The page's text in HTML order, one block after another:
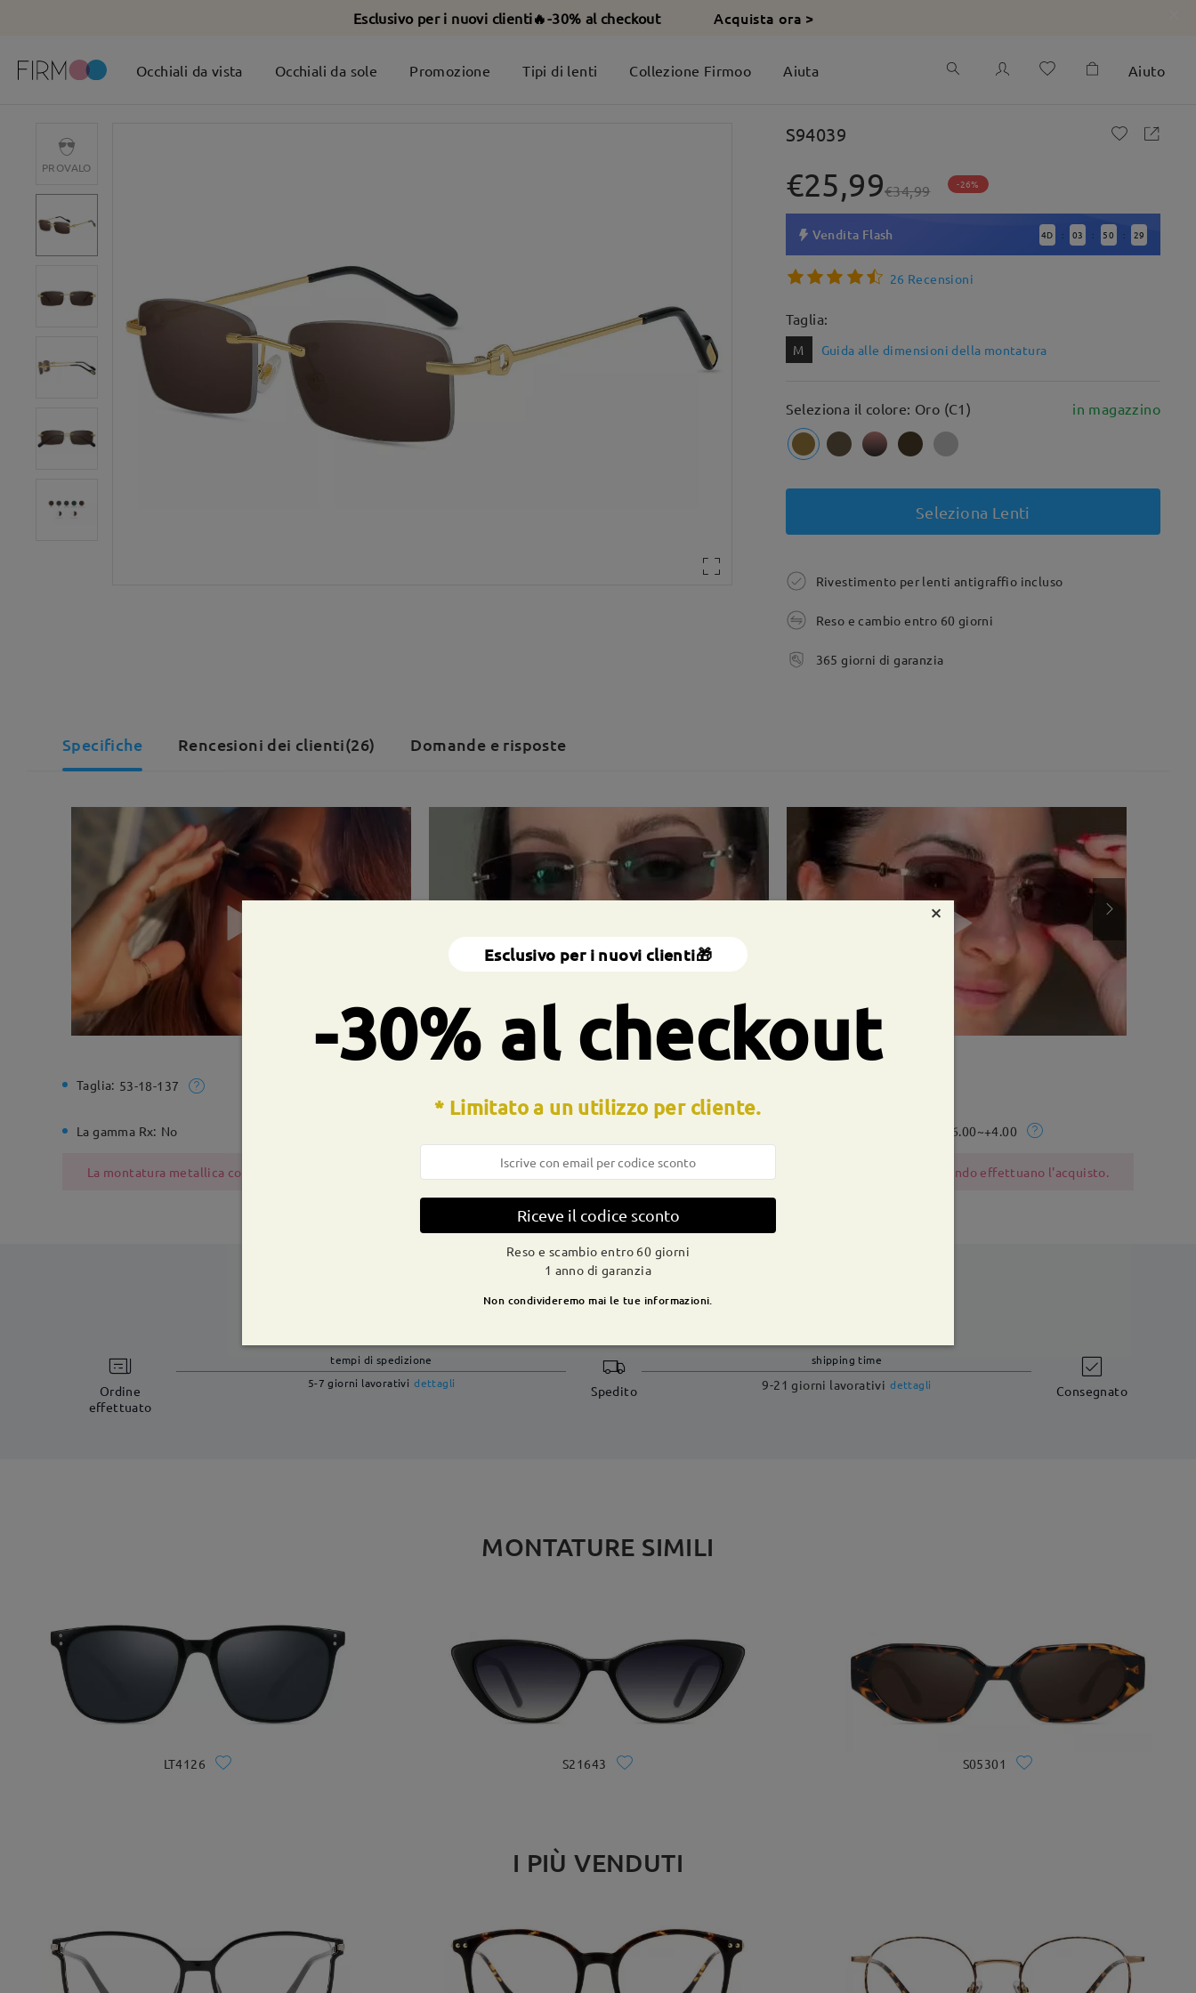
Esclusivo per i nuovi clienti🔥-30% al checkout Acquista ora >
Occhiali da vista Occhiali da sole Promozione Tipi di lenti Collezione Firmoo Aiuta Aiuto
PROVALO
S94039
€25,99€34,99 -26%
Vendita Flash 4D : 03 : 50 : 28
26 Recensioni
Taglia:
M Guida alle dimensioni della montatura
Seleziona il colore: Oro (C1) in magazzino
Seleziona Lenti
Rivestimento per lenti antigraffio incluso
Reso e cambio entro 60 giorni
365 giorni di garanzia
Specifiche Rencesioni dei clienti(26) Domande e risposte
Taglia: 53-18-137
La gamma Rx: No -6.00~+4.00
La montatura metallica contiene nichel a causa del processo di produzione. I clienti con la storia dell'allergia al nichel dovrebbero essere cauti quando effettuano l'acquisto.
CONSEGNA
Ordine
effettuato
tempi di spedizione
5-7 giorni lavorativi dettagli Spedito
shipping time
9-21 giorni lavorativi dettagli Consegnato
MONTATURE SIMILI
LT4126 S21643 S05301
I PIÙ VENDUTI
×
Esclusivo per i nuovi clienti🎁
-30% al checkout
* Limitato a un utilizzo per cliente.
Riceve il codice sconto
Reso e scambio entro 60 giorni
1 anno di garanzia
Non condivideremo mai le tue informazioni.